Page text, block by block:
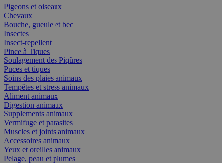
Pigeons et oiseaux
Chevaux
Bouche, gueule et bec
Insectes
Insect-repellent
Pince à Tiques
Soulagement des Piqûres
Puces et tiques
Soins des plaies animaux
Tempêtes et stress animaux
Aliment animaux
Digestion animaux
Supplements animaux
Vermifuge et parasites
Muscles et joints animaux
Accessoires animaux
Yeux et oreilles animaux
Pelage, peau et plumes